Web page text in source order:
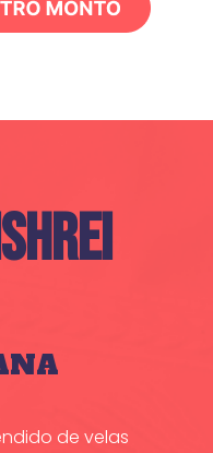
de velas